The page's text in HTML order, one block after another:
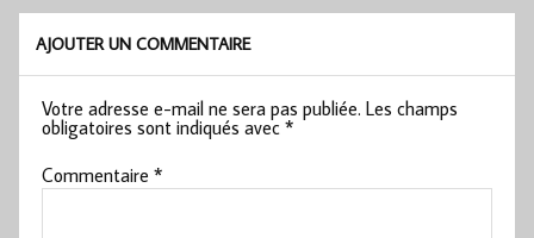
AJOUTER UN COMMENTAIRE
Votre adresse e-mail ne sera pas publiée. Les champs
obligatoires sont indiqués avec*
Commentaire*